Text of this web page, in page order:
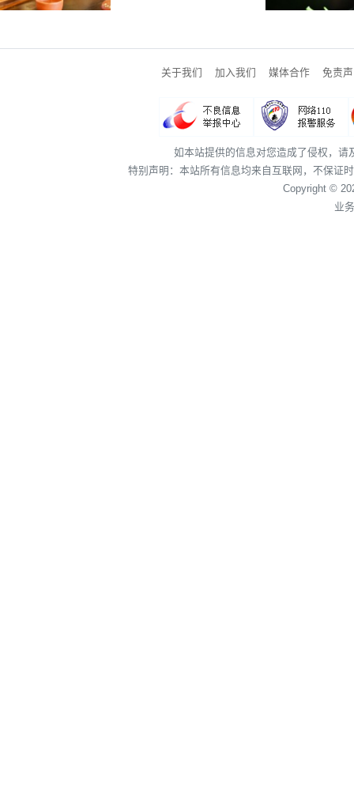
关于我们 加入我们 媒体合作 免责
如本站提供的信息对您造成了侵权，
特别声明：本站所有信息均来自互联网，不保证
Copyright ©
业